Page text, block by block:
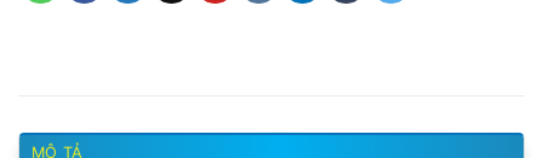
MÔ TẢ